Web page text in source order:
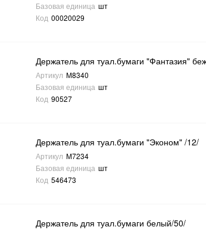
Базовая единица шт
Код 00020029
Держатель для туал.бумаги "Фантазия"
Артикул М8340
Базовая единица шт
Код 90527
Держатель для туал.бумаги "Эконом" /12/
Артикул М7234
Базовая единица шт
Код 546473
Держатель для туал.бумаги белый/50/